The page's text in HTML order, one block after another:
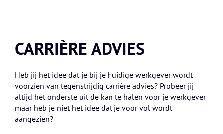
CARRIÈRE ADVIES
Heb jij het idee dat je bij je huidige werkgever wordt
voorzien van tegenstrijdig carrière advies? Probeer jij
altijd het onderste uit de kan te halen voor je werkgever
maar heb je niet het idee dat je voor vol wordt
aangezien?